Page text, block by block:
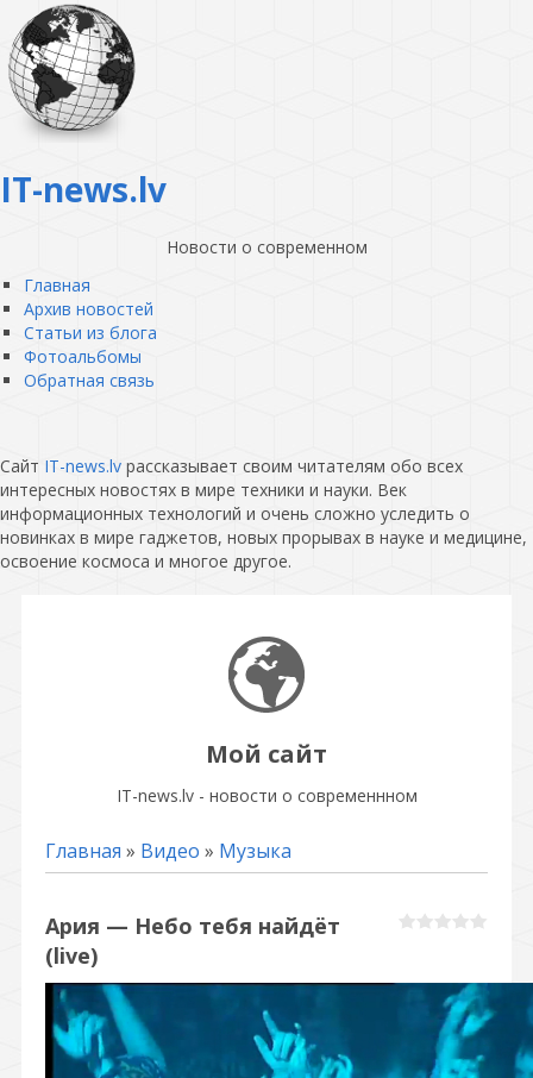
IT-news.lv
Новости о современном
Главная
Архив новостей
Статьи из блога
Фотоальбомы
Обратная связь
Сайт IT-news.lv рассказывает своим читателям обо всех
интересных новостях в мире техники и науки. Век
информационных технологий и очень сложно уследить о
новинках в мире гаджетов, новых прорывах в науке и медицине,
освоение космоса и многое другое.
Мой сайт
IT-news.lv - новости о современнном
Главная » Видео » Музыка
Ария — Небо тебя найдёт
(live)